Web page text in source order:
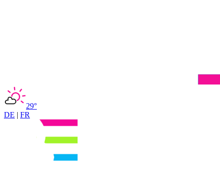
29°
DE | FR